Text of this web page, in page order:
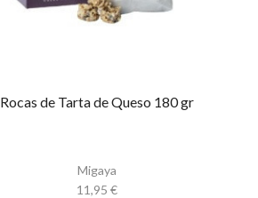
Rocas de Tarta de Queso 180 gr
Migaya
11,95 €